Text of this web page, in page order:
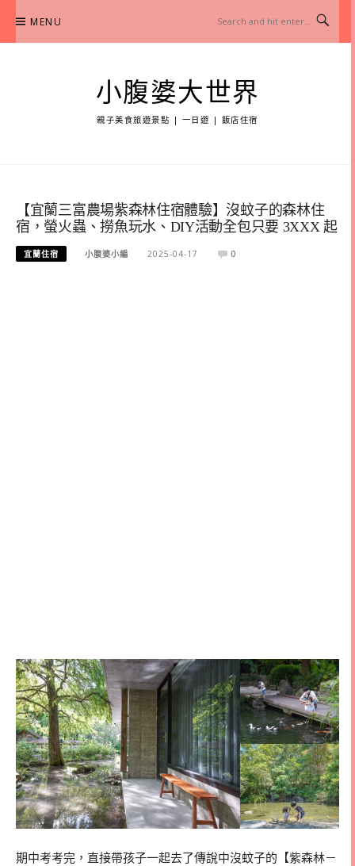
content
MENU
小腹婆大世界
親子美食旅遊景點 | 一日遊 | 飯店住宿
【宜蘭三富農場紫森林住宿體驗】沒蚊子的森林住
宿，螢火蟲、撈魚玩水、DIY活動全包只要 3XXX 起
宜蘭住宿 小腹婆小編 2025-04-17 0
期中考考完，直接帶孩子一起去了傳說中沒蚊子的【紫森林－